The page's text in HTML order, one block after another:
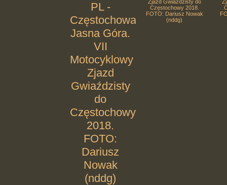
PL -
Częstochowa.
Jasna Góra.
VII
Motocyklowy
Zjazd
Gwiaździsty
do
Częstochowy
2018.
FOTO:
Dariusz
Nowak
(nddg)
Zjazd Gwiaździsty do
Częstochowy 2018.
FOTO: Dariusz Nowak
(nddg)